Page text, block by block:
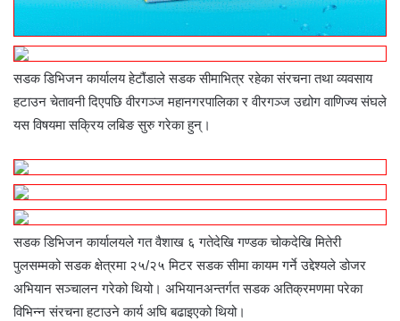
सडक डिभिजन कार्यालय हेटौंडाले सडक सीमाभित्र रहेका संरचना तथा व्यवसाय
हटाउन चेतावनी दिएपछि वीरगञ्ज महानगरपालिका र वीरगञ्ज उद्योग वाणिज्य संघले
यस विषयमा सक्रिय लबिङ सुरु गरेका हुन्।
सडक डिभिजन कार्यालयले गत वैशाख ६ गतेदेखि गण्डक चोकदेखि मितेरी
पुलसम्मको सडक क्षेत्रमा २५/२५ मिटर सडक सीमा कायम गर्ने उद्देश्यले डोजर
अभियान सञ्चालन गरेको थियो। अभियानअन्तर्गत सडक अतिक्रमणमा परेका
विभिन्न संरचना हटाउने कार्य अघि बढाइएको थियो।